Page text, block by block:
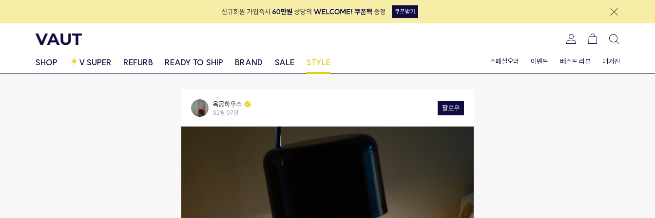
SHOP V.SUPER REFURB READY TO SHIP BRAND SALE STYLE 스페셜오더 이벤트 베스트 리뷰 매거진
옥공하우스
02월 07일
팔로우